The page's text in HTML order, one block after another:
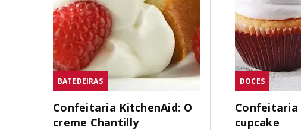
BATEDEIRAS
Confeitaria KitchenAid: O
creme Chantilly
DOCES
Confeitaria
cupcake